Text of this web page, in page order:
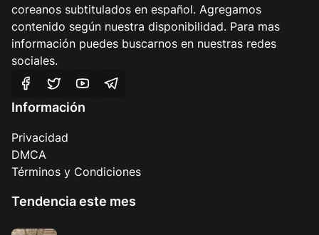
coreanos subtitulados en español. Agregamos
contenido según nuestra disponibilidad. Para mas
información puedes buscarnos en nuestras redes
sociales.
Información
Privacidad
DMCA
Términos y Condiciones
Tendencia este mes